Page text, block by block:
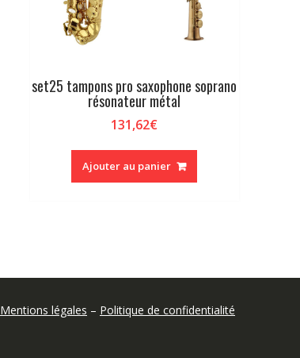
set25 tampons pro saxophone soprano
résonateur métal
131,62€
Ajouter au panier
Mentions légales – Politique de confidentialité